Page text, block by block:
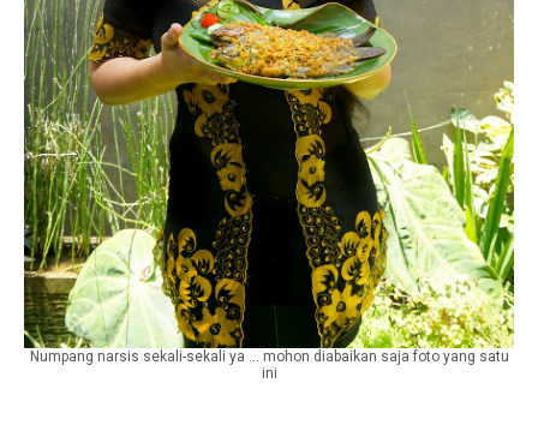
Numpang narsis sekali-sekali ya ... mohon diabaikan saja foto yang satu
ini